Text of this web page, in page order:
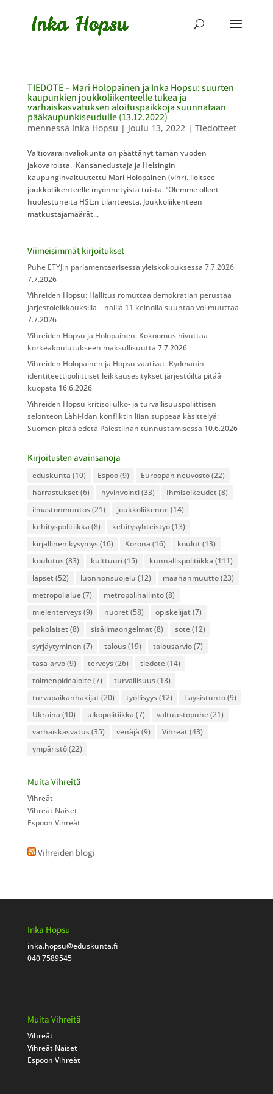
TIEDOTE – Mari Holopainen ja Inka Hopsu: suurten
kaupunkien joukkoliikenteelle tukea ja
varhaiskasvatuksen aloituspaikkoja suunnataan
pääkaupunkiseudulle (13.12.2022)
mennessä Inka Hopsu | joulu 13, 2022| Tiedotteet
Valtiovarainvaliokunta on päättänyt tämän vuoden
jakovaroista. Kansanedustaja ja Helsingin
kaupunginvaltuutettu Mari Holopainen (vihr). iloitsee
joukkoliikenteelle myönnetyistä tuista. “Olemme olleet
huolestuneita HSL:n tilanteesta. Joukkoliikenteen
matkustajamäärät...
Viimeisimmät kirjoitukset
Puhe ETYJ:n parlamentaarisessa yleiskokouksessa 7.7.2026
7.7.2026
Vihreiden Hopsu: Hallitus romuttaa demokratian perustaa
järjestöleikkauksilla – näillä 11 keinolla suuntaa voi muuttaa
7.7.2026
Vihreiden Hopsu ja Holopainen: Kokoomus hivuttaa
korkeakoulutukseen maksullisuutta 7.7.2026
Vihreiden Holopainen ja Hopsu vaativat: Rydmanin
identiteettipoliittiset leikkausesitykset järjestöiltä pitää
kuopata 16.6.2026
Vihreiden Hopsu kritisoi ulko- ja turvallisuuspoliittisen
selonteon Lähi-Idän konfliktin liian suppeaa käsittelyä:
Suomen pitää edetä Palestiinan tunnustamisessa 10.6.2026
Kirjoitusten avainsanoja
eduskunta (10) Espoo(9) Euroopan neuvosto(22)
harrastukset (6) hyvinvointi(33) Ihmisoikeudet (8)
ilmastonmuutos(21) joukkoliikenne(14)
kehityspolitiikka (8) kehitysyhteistyö(13)
kirjallinen kysymys(16) Korona (16) koulut (13)
koulutus(83) kulttuuri(15) kunnallispolitiikka (111)
lapset (52) luonnonsuojelu (12) maahanmuutto(23)
metropolialue(7) metropolihallinto(8)
mielenterveys(9) nuoret (58) opiskelijat (7)
pakolaiset (8) sisäilmaongelmat (8) sote(12)
syrjäytyminen (7) talous(19) talousarvio(7)
tasa-arvo(9) terveys(26) tiedote(14)
toimenpidealoite(7) turvallisuus(13)
turvapaikanhakijat (20) työllisyys(12) Täysistunto(9)
Ukraina (10) ulkopolitiikka (7) valtuustopuhe(21)
varhaiskasvatus(35) venäjä (9) Vihreät (43)
ympäristö(22)
Muita Vihreitä
Vihreät
Vihreät Naiset
Espoon Vihreät
Vihreiden blogi
Inka Hopsu
inka.hopsu@eduskunta.fi
040 7589545
Muita Vihreitä
Vihreät
Vihreät Naiset
Espoon Vihreät